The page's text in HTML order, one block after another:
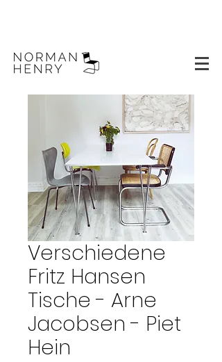
Verschiedene
Fritz Hansen
Tische - Arne
Jacobsen - Piet
Hein